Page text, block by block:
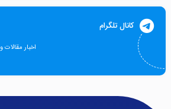
کانال تلگرام
اخبار